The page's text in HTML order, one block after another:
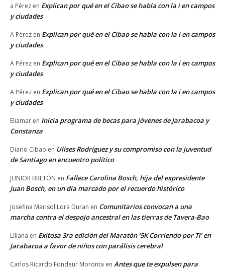
a Pérez en Explican por qué en el Cibao se habla con la i en campos
y ciudades
A Pérez en Explican por qué en el Cibao se habla con la i en campos
y ciudades
A Pérez en Explican por qué en el Cibao se habla con la i en campos
y ciudades
A Pérez en Explican por qué en el Cibao se habla con la i en campos
y ciudades
Eliamar en Inicia programa de becas para jóvenes de Jarabacoa y
Constanza
Diario Cibao en Ulises Rodríguez y su compromiso con la juventud
de Santiago en encuentro político
JUNIOR BRETÓN en Fallece Carolina Bosch, hija del expresidente
Juan Bosch, en un día marcado por el recuerdo histórico
Josefina Marisol Lora Duran en Comunitarios convocan a una
marcha contra el despojo ancestral en las tierras de Tavera-Bao
Liliana en Exitosa 3ra edición del Maratón ‘5K Corriendo por Ti’ en
Jarabacoa a favor de niños con parálisis cerebral
Carlos Ricardo Fondeur Moronta en Antes que te expulsen para